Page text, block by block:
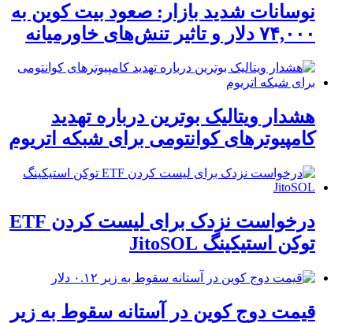
نوسانات شدید بازار: صعود بیت کوین به
۷۴,۰۰۰ دلار و تاثیر تنش‌های خاورمیانه
هشدار ویتالیک بوترین درباره تهدید
کامپیوترهای کوانتومی برای شبکه اتریوم
درخواست نزدک برای لیست کردن ETF
توکن استیکینگ JitoSOL
قیمت دوج کوین در آستانه سقوط به زیر